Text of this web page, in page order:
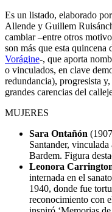
Es un listado, elaborado
Allende y Guillem
cambiar –entre otros
son más que esta quincena
Vorágine-, que aporta
o vinculados, en clave
redundancia), progresista
grandes carencias del
MUJERES
Sara Ontañón
Santander,
Bardem. Figura
Leonora
internada en el
1940, donde fue
reconocimiento con